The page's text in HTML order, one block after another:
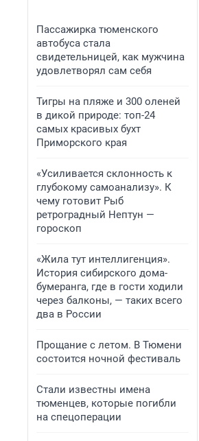
Пассажирка тюменского
автобуса стала
свидетельницей, как мужчина
удовлетворял сам себя
Тигры на пляже и 300 оленей
в дикой природе: топ-24
самых красивых бухт
Приморского края
«Усиливается склонность к
глубокому самоанализу». К
чему готовит Рыб
ретроградный Нептун —
гороскоп
«Жила тут интеллигенция».
История сибирского дома-
бумеранга, где в гости ходили
через балконы, — таких всего
два в России
Прощание с летом. В Тюмени
состоится ночной фестиваль
Стали известны имена
тюменцев, которые погибли
на спецоперации